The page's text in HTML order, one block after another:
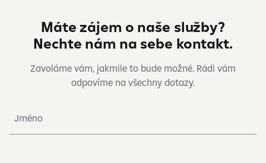
Máte zájem o naše služby?
Nechte nám na sebe kontakt.
Zavoláme vám, jakmile to bude možné. Rádi vám
odpovíme na všechny dotazy.
Jméno